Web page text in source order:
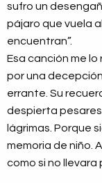
sufro un
pájaro que vuela
encuentran”.
Esa canción me
por una
errante. Su
despierta
lágrimas. Porque
memoria de niño.
como si no llevara